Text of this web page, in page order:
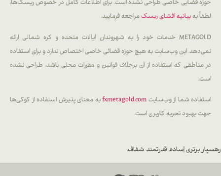
حوزه قضایی خاصی طراحی نشده است. برای اطلاعات کامل در خصوص ریسک‌ها،
لطفاً بهبیانیه افشای ریسک مراجعه فرمایید.
METAGOLD خدمات خود را به شهروندان ایالات متحده و کره شمالی ارائه
نمی‌دهد. این وب‌سایت به هیچ حوزه قضائی خاصی اختصاص ندارد و برای استفاده
در مناطقی که استفاده از آن برخلاف قوانین و مقررات محلی باشد، طراحی نشده
است.
استفاده شما از وب‌سایت fxmetagold.comبه معنای پذیرش استفاده از کوکی‌ها
جهت بهبود تجربه کاربری است.
رهسپار برتری |ساده. قدرتمند. شفاف.